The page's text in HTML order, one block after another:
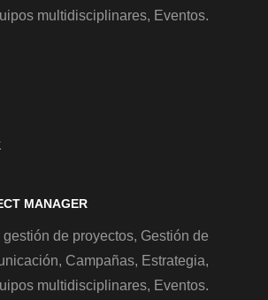
multidisciplinares, Eventos.
MANAGER
de proyectos, Gestión de
Campañas, Estrategia,
multidisciplinares, Eventos.